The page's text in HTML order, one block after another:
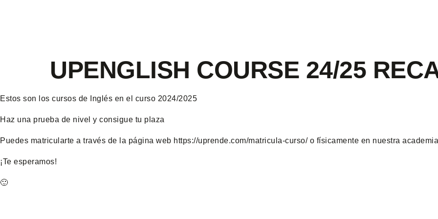
UPENGLISH COURSE 24/25
Estos son los cursos de Inglés en el curso 2024/2025
Haz una prueba de nivel y consigue tu plaza
Puedes matricularte a través de la página web https://uprende.com/matricula-curso/ o físicamente en nuestra
¡Te esperamos!
🙂